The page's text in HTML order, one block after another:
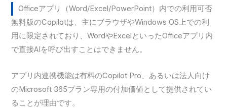
Officeアプリ（Word/Excel/PowerPoint）内での利用可否
無料版のCopilotは、主にブラウザやWindows OS上での利
用に限定されており、WordやExcelといったOfficeアプリ内
で直接AIを呼び出すことはできません。
アプリ内連携機能は有料のCopilot Pro、あるいは法人向け
のMicrosoft 365プラン専用の付加価値として提供されてい
ることが理由です。